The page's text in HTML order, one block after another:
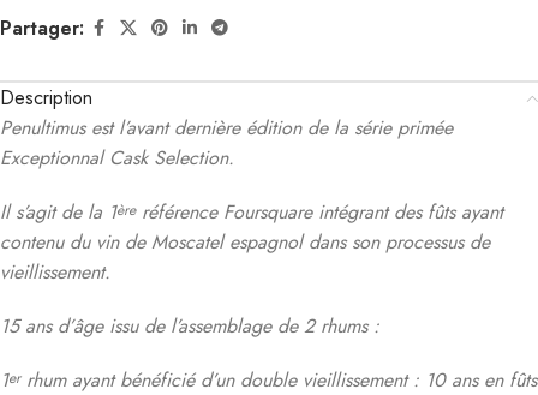
Partager:
Description
Penultimus est l’avant dernière édition de la série primée
Exceptionnal Cask Selection.
Il s’agit de la 1èreréférence Foursquare intégrant des fûts ayant
contenu du vin de Moscatel espagnol dans son processus de
vieillissement.
15 ans d’âge issu de l’assemblage de 2 rhums :
1errhum ayant bénéficié d’un double vieillissement : 10 ans en fûts